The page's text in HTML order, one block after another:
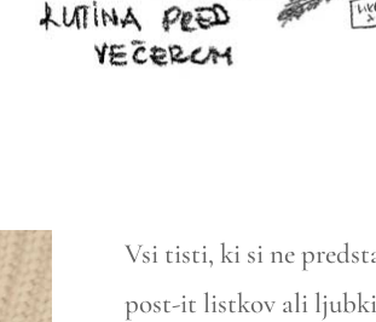
Vsi tisti, ki si ne
post-it listkov ali